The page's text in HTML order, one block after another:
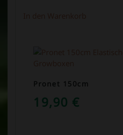
Pronet 150cm
19,90 €